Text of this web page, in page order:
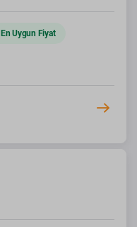
En Uygun Fiyat